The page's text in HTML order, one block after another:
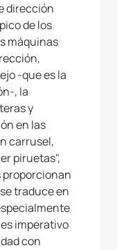
dirección
de los
máquinas
-que es la
, la
y
en las
carrusel,
piruetas",
proporcionan
traduce en
imperativo
con